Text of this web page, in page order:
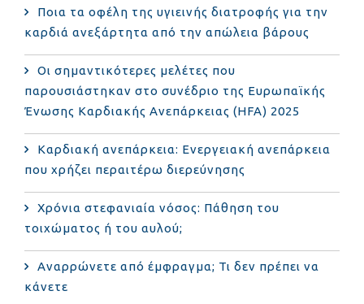
Ποια τα οφέλη της υγιεινής διατροφής για την
καρδιά ανεξάρτητα από την απώλεια βάρους
Οι σημαντικότερες μελέτες που
παρουσιάστηκαν στο συνέδριο της Ευρωπαϊκής
Ένωσης Καρδιακής Ανεπάρκειας (HFA) 2025
Καρδιακή ανεπάρκεια: Ενεργειακή ανεπάρκεια
που χρήζει περαιτέρω διερεύνησης
Χρόνια στεφανιαία νόσος: Πάθηση του
τοιχώματος ή του αυλού;
Αναρρώνετε από έμφραγμα; Τι δεν πρέπει να
κάνετε